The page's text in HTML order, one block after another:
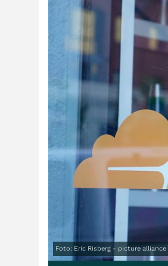
Foto: Eric Risberg - picture alliance